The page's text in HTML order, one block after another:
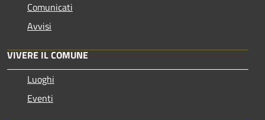
Comunicati
Avvisi
VIVERE IL COMUNE
Luoghi
Eventi